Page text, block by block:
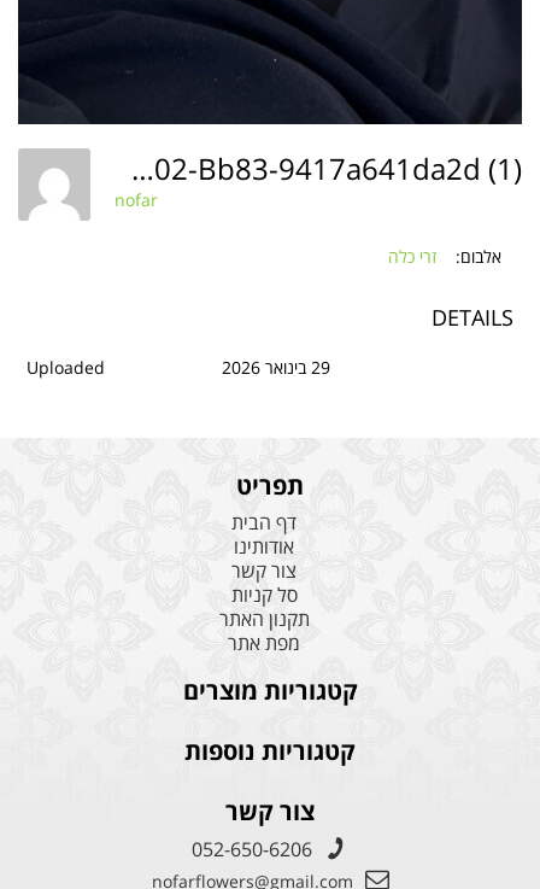
6a441bc5-F585-4b02-Bb83-9417a641da2d (1)
nofar
אלבום: זרי כלה
DETAILS
Uploaded 29 בינואר 2026
תפריט
דף הבית
אודותינו
צור קשר
סל קניות
תקנון האתר
מפת אתר
קטגוריות מוצרים
קטגוריות נוספות
צור קשר
052-650-6206
nofarflowers@gmail.com